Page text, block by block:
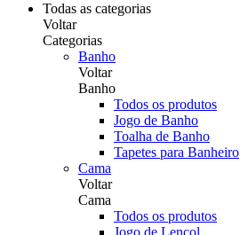
Todas as categorias
Voltar
Categorias
Banho
Voltar
Banho
Todos os produtos
Jogo de Banho
Toalha de Banho
Tapetes para Banheiro
Cama
Voltar
Cama
Todos os produtos
Jogo de Lençol